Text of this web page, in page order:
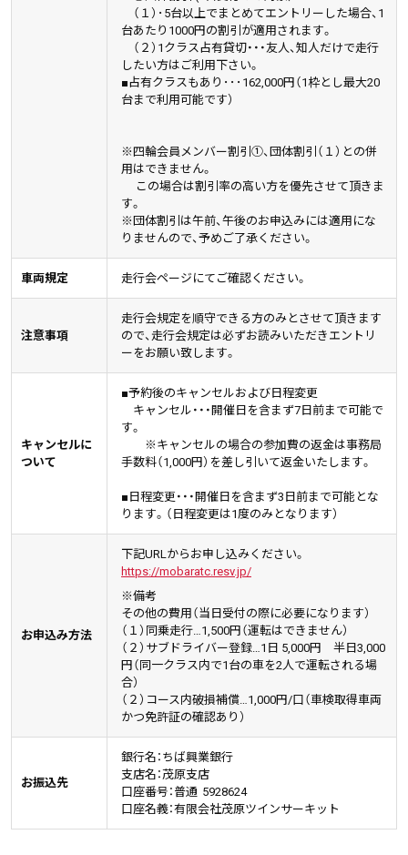
（１）･5台以上でまとめてエントリーした場合、1
台あたり1000円の割引が適用されます。
（２）1クラス占有貸切・・・友人、知人だけで走行
したい方はご利用下さい。
■占有クラスもあり･･･162,000円（1枠とし最大20
台まで利用可能です）
※四輪会員メンバー割引①、団体割引（１）との併
用はできません。
この場合は割引率の高い方を優先させて頂きま
す。
※団体割引は午前、午後のお申込みには適用にな
りませんので、予めご了承ください。
車両規定 走行会ページにてご確認ください。
注意事項
走行会規定を順守できる方のみとさせて頂きます
ので、走行会規定は必ずお読みいただきエントリ
ーをお願い致します。
キャンセルに
ついて
■予約後のキャンセルおよび日程変更
キャンセル・・・開催日を含まず7日前まで可能で
す。
※キャンセルの場合の参加費の返金は事務局
手数料（1,000円）を差し引いて返金いたします。
■日程変更・・・開催日を含まず3日前まで可能とな
ります。（日程変更は1度のみとなります）
お申込み方法
下記URLからお申し込みください。
https://mobaratc.resv.jp/
※備考
その他の費用（当日受付の際に必要になります）
（１）同乗走行…1,500円（運転はできません）
（２）サブドライバー登録…1日 5,000円 半日3,000
円（同一クラス内で1台の車を2人で運転される場
合）
（２）コース内破損補償…1,000円/口（車検取得車両
かつ免許証の確認あり）
お振込先
銀行名： ちば興業銀行
支店名：茂原支店
口座番号：普通 5928624
口座名義：有限会社茂原ツインサーキット